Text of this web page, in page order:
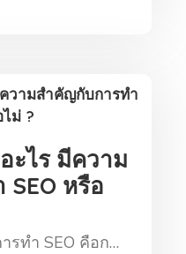
ะไร มีความ
หรือ
รทำ SEO คือก…